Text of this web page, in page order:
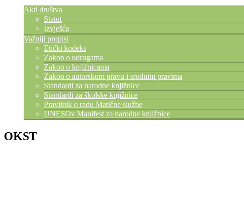
Akti društva
Statut
Izvješća
Važniji propisi
Etički kodeks
Zakon o udrugama
Zakon o knjižnicama
Zakon o autorskom pravu i srodnim pravima
Standardi za narodne knjižnice
Standardi za školske knjižnice
Pravilnik o radu Matične službe
UNESOv Manifest za narodne knjižnice
OKST